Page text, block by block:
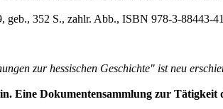
geb., 352 S., zahlr. Abb., ISBN 978-3-88443-
zur hessischen Geschichte" ist neu
Dokumentensammlung zur Tätigkeit